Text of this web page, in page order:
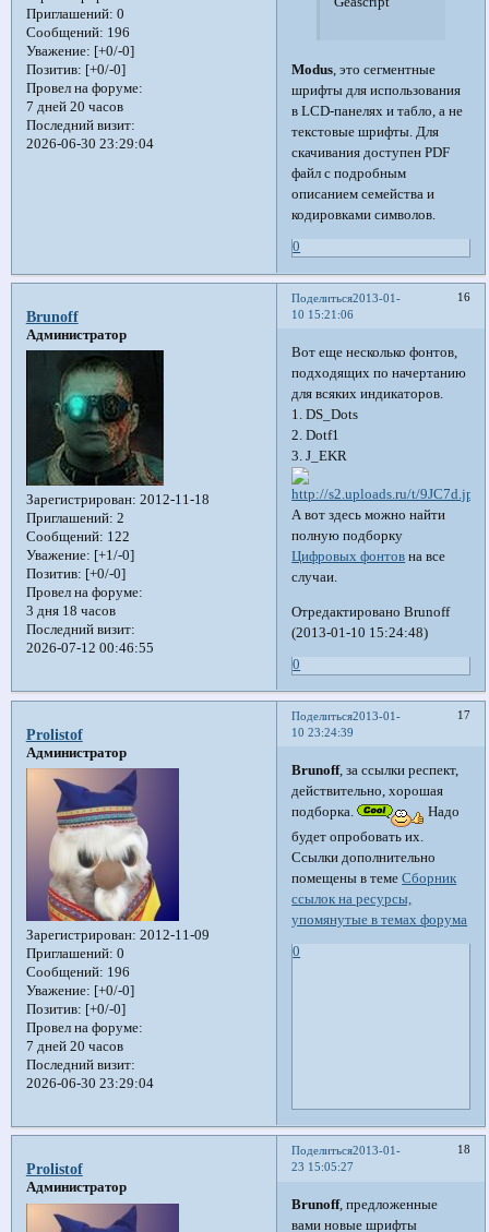
Приглашений: 0
Сообщений: 196
Уважение: [+0/-0]
Позитив: [+0/-0]
Провел на форуме:
7 дней 20 часов
Последний визит:
2026-06-30 23:29:04
Modus, это сегментные
шрифты для использования
в LCD-панелях и табло, а не
текстовые шрифты. Для
скачивания доступен PDF
файл с подробным
описанием семейства и
кодировками символов.
0
Поделиться 16
2013-01-
10 15:21:06
Brunoff
Администратор
Зарегистрирован: 2012-11-18
Приглашений: 2
Сообщений: 122
Уважение: [+1/-0]
Позитив: [+0/-0]
Провел на форуме:
3 дня 18 часов
Последний визит:
2026-07-12 00:46:55
Вот еще несколько фонтов,
подходящих по начертанию
для всяких индикаторов.
1. DS_Dots
2. Dotf1
3. J_EKR
А вот здесь можно найти
полную подборку
Цифровых фонтов на все
случаи.
Отредактировано Brunoff
(2013-01-10 15:24:48)
0
Поделиться 17
2013-01-
10 23:24:39
Prolistof
Администратор
Зарегистрирован: 2012-11-09
Приглашений: 0
Сообщений: 196
Уважение: [+0/-0]
Позитив: [+0/-0]
Провел на форуме:
7 дней 20 часов
Последний визит:
2026-06-30 23:29:04
Brunoff, за ссылки респект,
действительно, хорошая
подборка.
Надо
будет опробовать их.
Ссылки дополнительно
помещены в темеСборник
ссылок на ресурсы,
упомянутые в темах форума
0
Поделиться 18
2013-01-
23 15:05:27
Prolistof
Администратор
Brunoff, предложенные
вами новые шрифты